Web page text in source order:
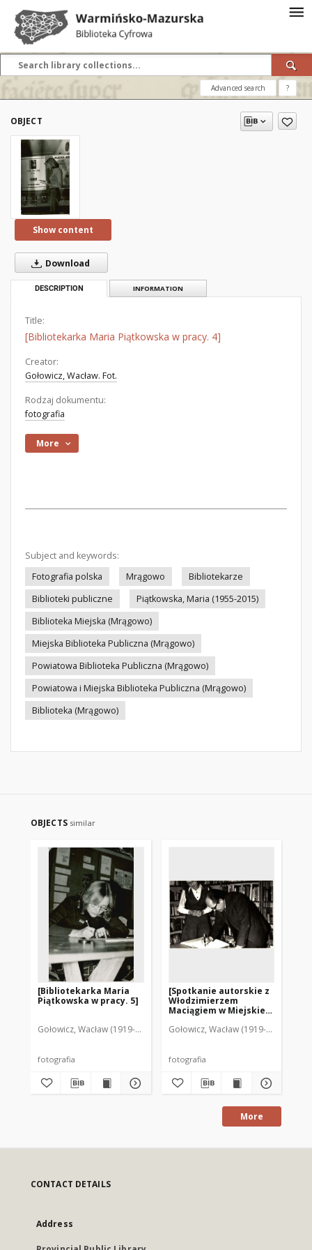
Advanced search ?
OBJECT
Show content
Download
DESCRIPTION INFORMATION
Title:
[Bibliotekarka Maria Piątkowska w pracy. 4]
Creator:
Gołowicz, Wacław. Fot.
Rodzaj dokumentu:
fotografia
More
Subject and keywords:
Fotografia polska
Mrągowo
Bibliotekarze
Biblioteki publiczne
Piątkowska, Maria (1955-2015)
Biblioteka Miejska (Mrągowo)
Miejska Biblioteka Publiczna (Mrągowo)
Powiatowa Biblioteka Publiczna (Mrągowo)
Powiatowa i Miejska Biblioteka Publiczna (Mrągowo)
Biblioteka (Mrągowo)
OBJECTS similar
[Bibliotekarka Maria
Piątkowska w pracy. 5]
Gołowicz, Wacław (1919-1983). Fot.
fotografia
[Spotkanie autorskie z
Włodzimierzem
Maciągiem w Miejskiej
Mrągowie]
Gołowicz, Wacław (1919-1983). Fot.
fotografia
More
CONTACT DETAILS
Address